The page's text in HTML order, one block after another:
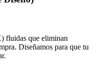
fluidas que eliminan
Diseñamos para que tu